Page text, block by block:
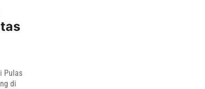
Pulas
di